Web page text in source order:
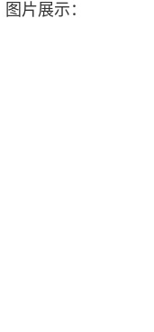
图片展示：